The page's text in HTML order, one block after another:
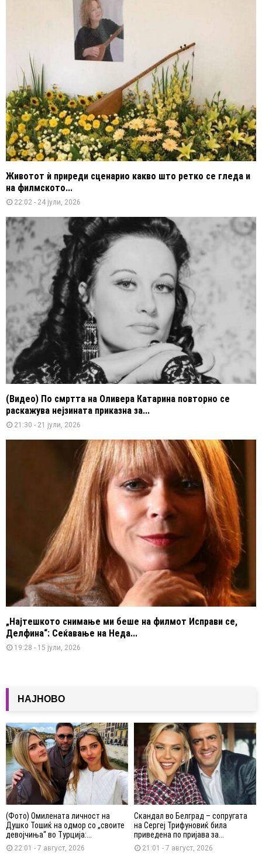
Животот ѝ приреди сценарио какво што ретко се гледа и
на филмското...
22:02 - 24 јули, 2026
(Видео) По смртта на Оливера Катарина повторно се
раскажува нејзината приказна за...
21:30 - 21 јули, 2026
„Најтешкото снимање ми беше на филмот Исправи се,
Делфина“: Сеќавање на Неда...
19:28 - 15 јули, 2026
НАЈНОВО
(Фото) Омилената личност на
Душко Тошиќ на одмор со „своите
девојчиња“ во Турција:...
22:01 - 7 август, 2026
Скандал во Белград – сопругата
на Сергеј Трифуновиќ била
приведена по пријава за...
21:01 - 7 август, 2026